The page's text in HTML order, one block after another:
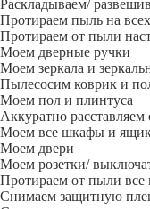
Раскладываем/
Протираем пыль на
Протираем от пыли
Моем дверные ручки
Моем зеркала и
Пылесосим коврик и
Моем пол и плинтуса
Аккуратно расставляем
Моем все шкафы и
Моем двери
Моем розетки/
Протираем от пыли
Снимаем защитную